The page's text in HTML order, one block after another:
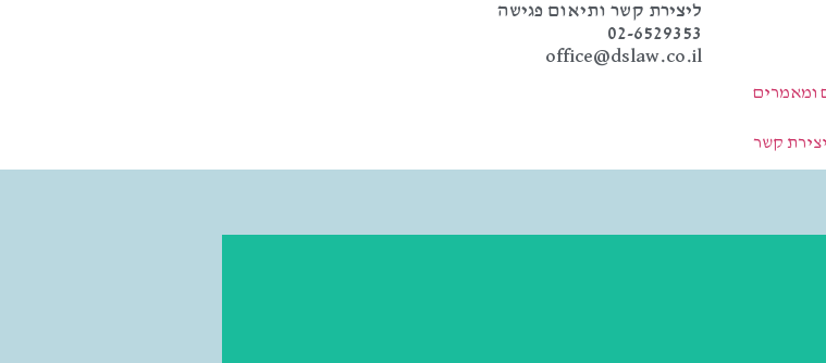
ליצירת קשר ותיאום פגישה
02-6529353
office@dslaw.co.il
ומאמרים
קשר